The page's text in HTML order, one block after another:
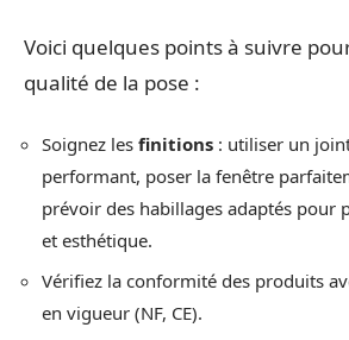
Voici quelques points à suivre
qualité de la pose :
Soignez les finitions : utiliser un
performant, poser la fenêtre
prévoir des habillages adaptés pour
et esthétique.
Vérifiez la conformité des produits
en vigueur (NF, CE).